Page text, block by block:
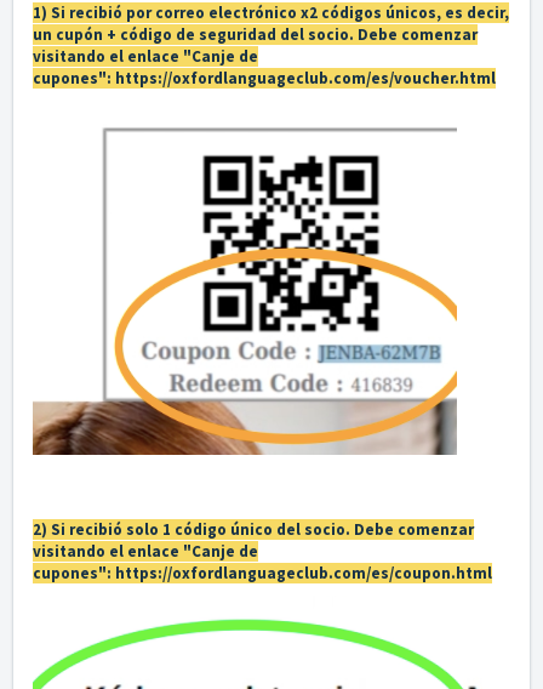
1) Si recibió por correo electrónico x2 códigos únicos, es decir,
un cupón + código de seguridad del socio. Debe comenzar
visitando el enlace "Canje de
cupones": https://oxfordlanguageclub.com/es/voucher.html
2) Si recibió solo 1 código único del socio. Debe comenzar
visitando el enlace "Canje de
cupones": https://oxfordlanguageclub.com/es/coupon.html